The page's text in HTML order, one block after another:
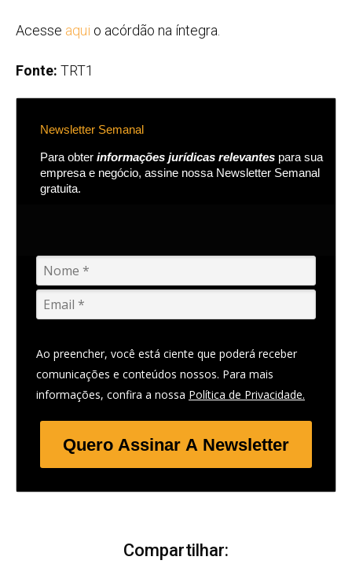
Acesse aqui o acórdão na íntegra.
Fonte: TRT1
Newsletter Semanal
Para obter informações jurídicas relevantes para sua
empresa e negócio, assine nossa Newsletter Semanal
gratuita.
Ao preencher, você está ciente que poderá receber
comunicações e conteúdos nossos. Para mais
informações, confira a nossa Política de Privacidade.
Quero Assinar A Newsletter
Compartilhar: